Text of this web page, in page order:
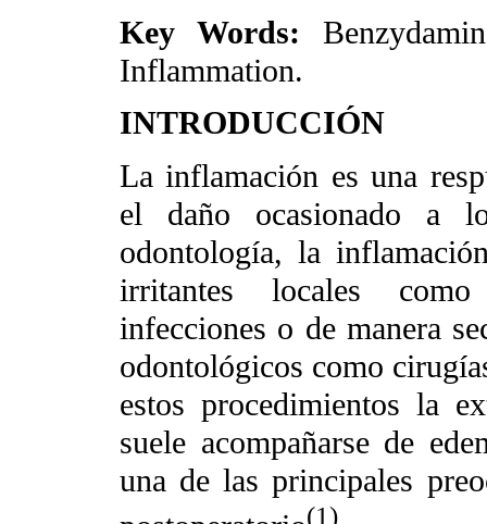
Key Words:
Inflammation.
INTRODUCCIÓN
La inflamación es una
el daño ocasionado a
odontología, la
irritantes locales
infecciones o de manera
odontológicos como
estos procedimientos la
suele acompañarse de
una de las principales
(1)